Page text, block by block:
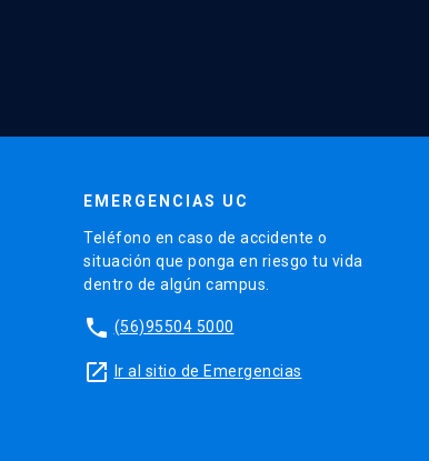
EMERGENCIAS UC
Teléfono en caso de accidente o
situación que ponga en riesgo tu vida
dentro de algún campus.
phone (56)95504 5000
launch Ir al sitio de Emergencias